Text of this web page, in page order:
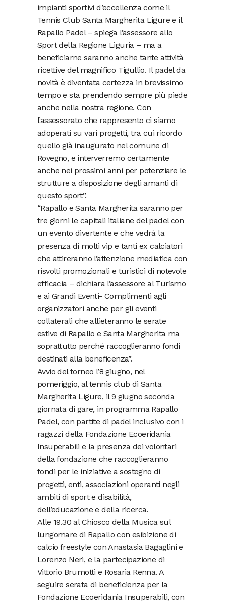
impianti sportivi d’eccellenza come il
Tennis Club Santa Margherita Ligure e il
Rapallo Padel – spiega l’assessore allo
Sport della Regione Liguria – ma a
beneficiarne saranno anche tante attività
ricettive del magnifico Tigullio. Il padel da
novità è diventata certezza in brevissimo
tempo e sta prendendo sempre più piede
anche nella nostra regione. Con
l’assessorato che rappresento ci siamo
adoperati su vari progetti, tra cui ricordo
quello già inaugurato nel comune di
Rovegno, e interverremo certamente
anche nei prossimi anni per potenziare le
strutture a disposizione degli amanti di
questo sport”.
“Rapallo e Santa Margherita saranno per
tre giorni le capitali italiane del padel con
un evento divertente e che vedrà la
presenza di molti vip e tanti ex calciatori
che attireranno l’attenzione mediatica con
risvolti promozionali e turistici di notevole
efficacia – dichiara l’assessore al Turismo
e ai Grandi Eventi- Complimenti agli
organizzatori anche per gli eventi
collaterali che allieteranno le serate
estive di Rapallo e Santa Margherita ma
soprattutto perché raccoglieranno fondi
destinati alla beneficenza”.
Avvio del torneo l’8 giugno, nel
pomeriggio, al tennis club di Santa
Margherita Ligure, il 9 giugno seconda
giornata di gare, in programma Rapallo
Padel, con partite di padel inclusivo con i
ragazzi della Fondazione Ecoeridania
Insuperabili e la presenza dei volontari
della fondazione che raccoglieranno
fondi per le iniziative a sostegno di
progetti, enti, associazioni operanti negli
ambiti di sport e disabilità,
dell’educazione e della ricerca.
Alle 19.30 al Chiosco della Musica sul
lungomare di Rapallo con esibizione di
calcio freestyle con Anastasia Bagaglini e
Lorenzo Neri, e la partecipazione di
Vittorio Brumotti e Rosaria Renna. A
seguire serata di beneficienza per la
Fondazione Ecoeridania Insuperabili, con